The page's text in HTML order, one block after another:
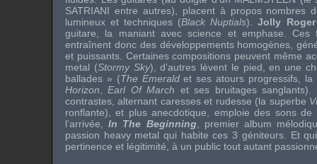
SATRIANI entre autres), placent à propos nombres
lumineux et techniques (Black Nuptials).Jolly Roger
guitare, la maniant avec science et emphase. Ces
entraînent donc des développements homogènes,
et puissants. Certaines compositions peuvent même
metal (Stormy Sky), d’autres lèvent le pied, en une
ballades » (The Emeraldet ses atours progressifs, la
Horizon
Earl Of March et ses bruitages
contrastes, alternant caresses et rudesse (la superbe
ronflante), et plus anecdotique, emploie des sons de
l’arrivée,In The Beginning , premier album
passion heavy metal qui habite ces 3 géniteurs. Et
pertinence et légitimité, à un public tout autant